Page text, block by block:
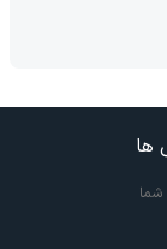
ها
شما